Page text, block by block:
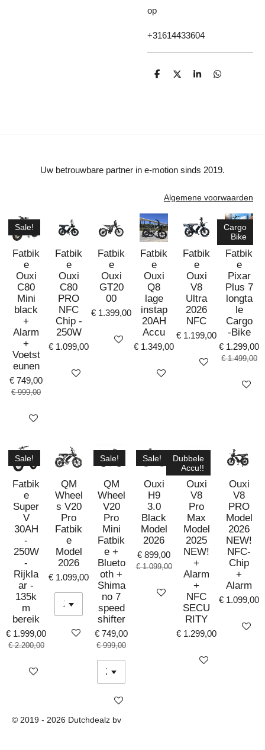
op
+31614433604
D
D
S
D
Uw betrouwbare partner in e-motion sinds 2019.
Algemene voorwaarden
Sale!
Fatbik
e
Ouxi
C80
Mini
black
+
Alarm
+
Voetst
eunen
€ 749,00
€ 999,00
Bekijk details
Fatbik
e
Ouxi
C80
PRO
NFC
Chip -
250W
€ 1.099,00
Bekijk details
Fatbik
e
Ouxi
GT20
00
€ 1.399,00
Bekijk details
Fatbik
e
Ouxi
Q8
lage
instap
20AH
Accu
€ 1.349,00
Bekijk details
Fatbik
e
Ouxi
V8
Ultra
2026
NFC
€ 1.199,00
Bekijk details
Cargo
Bike
Fatbik
e
Pixar
Plus 7
longta
le
Cargo
-Bike
€ 1.299,00
€ 1.499,00
Bekijk
Sale!
Fatbik
e
Super
V
30AH
-
250W
-
Rijkla
ar -
135k
m
bereik
€ 1.999,00
€ 2.200,00
Bekijk details
QM
Wheel
s V20
Pro
Fatbik
e
Model
2026
€ 1.099,00
Bekijk details
Sale!
QM
Wheel
V20
Pro
Mini
Fatbik
e +
Blueto
oth +
Shima
no 7
speed
shifter
€ 749,00
€ 999,00
Bekijk details
Sale!
Ouxi
H9
3.0
Black
Model
2026
€ 899,00
€ 1.099,00
Bekijk details
Dubbele
Accu!!
Ouxi
V8
Pro
Max
Model
2025
NEW!
+
Alarm
+
NFC
SECU
RITY
€ 1.299,00
Bekijk details
Ouxi
V8
PRO
Model
2026
NEW!
NFC-
Chip
+
Alarm
€ 1.099,00
Bekijk
© 2019 - 2026 Dutchdealz bv